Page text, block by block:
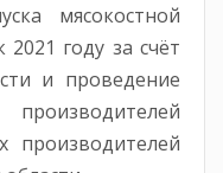
мясокостной
году за счёт
и проведение
производителей